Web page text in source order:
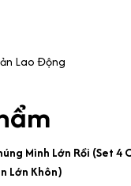
Lao Động
Mình Lớn Rồi (Set 4
Lớn Khôn)